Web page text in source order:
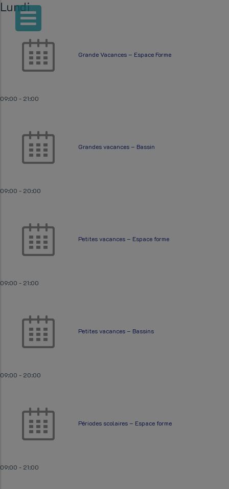
Lundi
Grande Vacances – Espace Forme
09:00 - 21:00
Grandes vacances – Bassin
09:00 - 20:00
Petites vacances – Espace forme
09:00 - 21:00
Petites vacances – Bassins
09:00 - 20:00
Périodes scolaires – Espace forme
09:00 - 21:00